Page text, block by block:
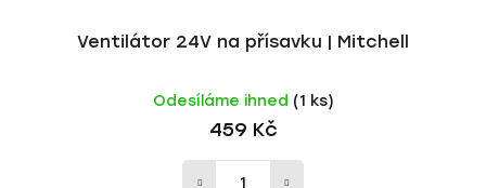
Ventilátor 24V na přísavku | Mitchell
Odesíláme ihned (1 ks)
459 Kč